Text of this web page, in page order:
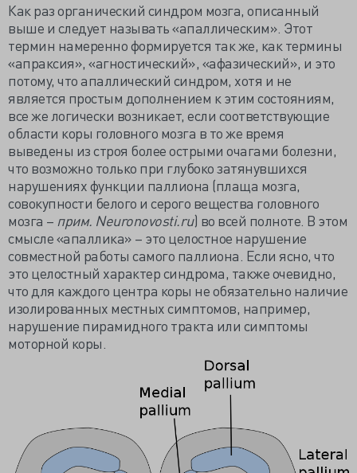
Как раз органический синдром мозга, описанный
выше и следует называть «апаллическим». Этот
термин намеренно формируется так же, как термины
«aпраксия», «агностический», «афазический», и это
потому, что апаллический синдром, хотя и не
является простым дополнением к этим состояниям,
все же логически возникает, если соответствующие
области коры головного мозга в то же время
выведены из строя более острыми очагами болезни,
что возможно только при глубоко затянувшихся
нарушениях функции паллиона (плаща мозга,
совокупности белого и серого вещества головного
мозга – прим. Neuronovosti.ru) во всей полноте. В этом
смысле «апаллика» – это целостное нарушение
совместной работы самого паллиона. Если ясно, что
это целостный характер синдрома, также очевидно,
что для каждого центра коры не обязательно наличие
изолированных местных симптомов, например,
нарушение пирамидного тракта или симптомы
моторной коры.